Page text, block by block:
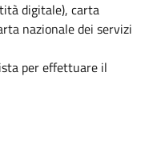
digitale), carta
nazionale dei servizi
per effettuare il